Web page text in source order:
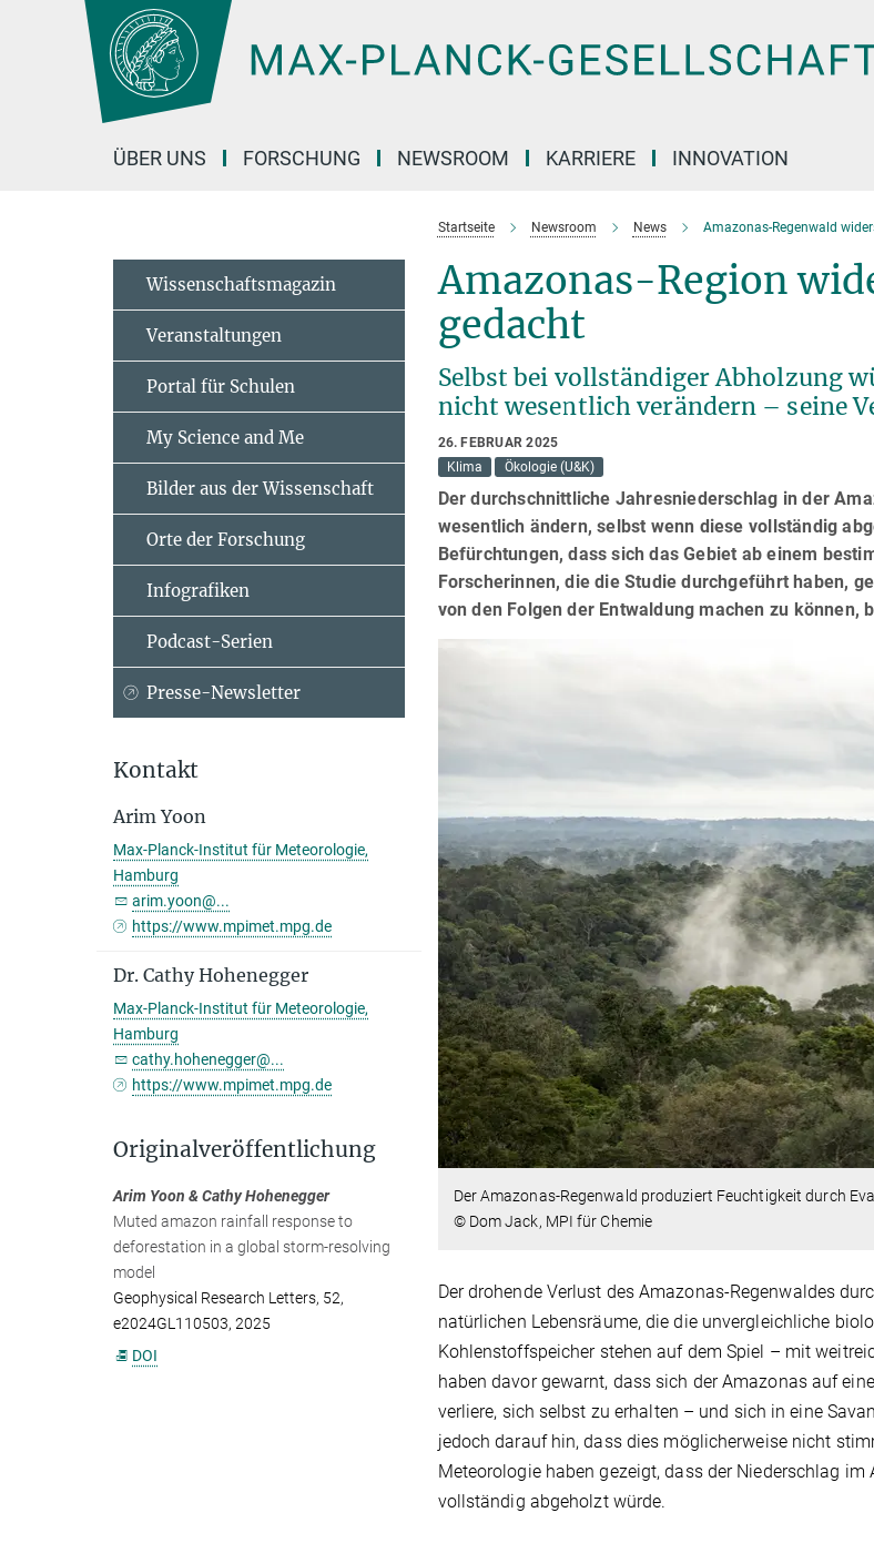
Hauptinhalt
ÜBER UNS FORSCHUNG NEWSROOM KARRIERE INNOVATION
Startseite Newsroom News Amazonas-Regenwald
Amazonas-Region
gedacht
Selbst bei vollständiger Abholzung
nicht wesentlich verändern – seine
26. FEBRUAR 2025
Klima
Ökologie (U&K)
Der durchschnittliche Jahresniederschlag in der
wesentlich ändern, selbst wenn diese vollständig
Befürchtungen, dass sich das Gebiet ab einem
Forscherinnen, die die Studie durchgeführt haben,
von den Folgen der Entwaldung machen zu können,
Der Amazonas-Regenwald produziert Feuchtigkeit durch
© Dom Jack, MPI für Chemie
Der drohende Verlust des Amazonas-Regenwaldes
natürlichen Lebensräume, die die unvergleichliche
Kohlenstoffspeicher stehen auf dem Spiel – mit
haben davor gewarnt, dass sich der Amazonas auf
verliere, sich selbst zu erhalten – und sich in eine
jedoch darauf hin, dass dies möglicherweise nicht
Meteorologie haben gezeigt, dass der Niederschlag
vollständig abgeholzt würde.
Wissenschaftsmagazin
Veranstaltungen
Portal für Schulen
My Science and Me
Bilder aus der Wissenschaft
Orte der Forschung
Infografiken
Podcast-Serien
Presse-Newsletter
Kontakt
Arim Yoon
Max-Planck-Institut für Meteorologie,
Hamburg
arim.yoon@...
https://www.mpimet.mpg.de
Dr. Cathy Hohenegger
Max-Planck-Institut für Meteorologie,
Hamburg
cathy.hohenegger@...
https://www.mpimet.mpg.de
Originalveröffentlichung
Arim Yoon & Cathy Hohenegger
Muted amazon rainfall response to
deforestation in a global storm‐resolving
model
Geophysical Research Letters, 52,
e2024GL110503, 2025
DOI